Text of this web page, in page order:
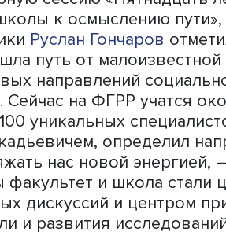
в этом году
задачах сегодня.
того, как и почему
Шаг на пути к
куча»: важно
понимают проблемы и
ФГРРЕвгений
урбанистика за 15